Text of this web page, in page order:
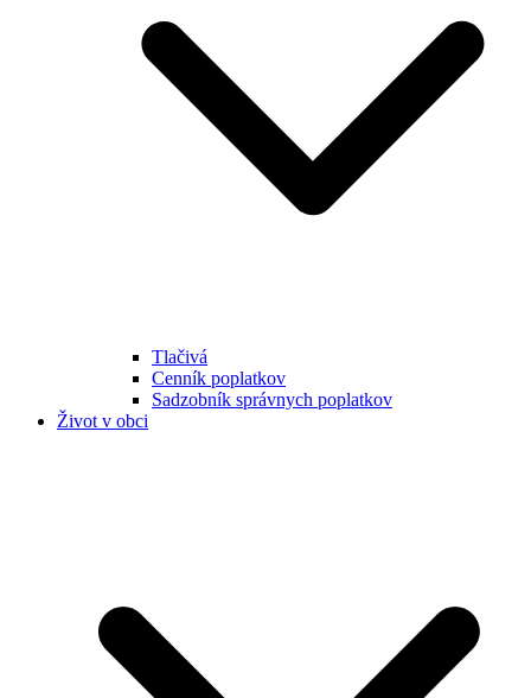
Tlačivá
Cenník poplatkov
Sadzobník správnych poplatkov
Život v obci